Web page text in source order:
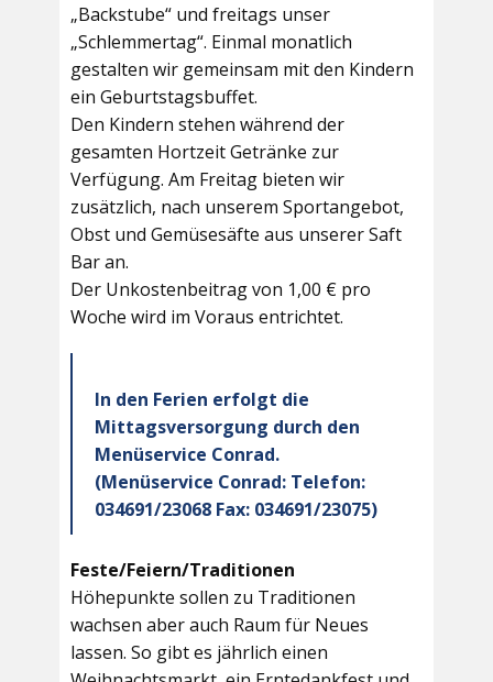
„Backstube“ und freitags unser
„Schlemmertag“. Einmal monatlich
gestalten wir gemeinsam mit den Kindern
ein Geburtstagsbuffet.
Den Kindern stehen während der
gesamten Hortzeit Getränke zur
Verfügung. Am Freitag bieten wir
zusätzlich, nach unserem Sportangebot,
Obst und Gemüsesäfte aus unserer Saft
Bar an.
Der Unkostenbeitrag von 1,00 € pro
Woche wird im Voraus entrichtet.
In den Ferien erfolgt die
Mittagsversorgung durch den
Menüservice Conrad.
(Menüservice Conrad: Telefon:
034691/23068 Fax: 034691/23075)
Feste/Feiern/Traditionen
Höhepunkte sollen zu Traditionen
wachsen aber auch Raum für Neues
lassen. So gibt es jährlich einen